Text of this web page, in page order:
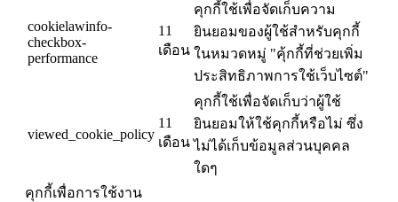
cookielawinfo-
checkbox-
performance
11
เดือน
คุกกี้ใช้เพื่อจัดเก็บความ
ยินยอมของผู้ใช้สำหรับคุกกี้
ในหมวดหมู่ "คุ้กกี้ที่ช่วยเพิ่ม
ประสิทธิภาพการใช้เว็บไซต์"
viewed_cookie_policy
11
เดือน
คุกกี้ใช้เพื่อจัดเก็บว่าผู้ใช้
ยินยอมให้ใช้คุกกี้หรือไม่ ซึ่ง
ไม่ได้เก็บข้อมูลส่วนบุคคล
ใดๆ
คุกกี้เพื่อการใช้งาน